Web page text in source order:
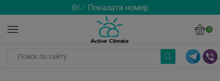
067 Показати номер
0